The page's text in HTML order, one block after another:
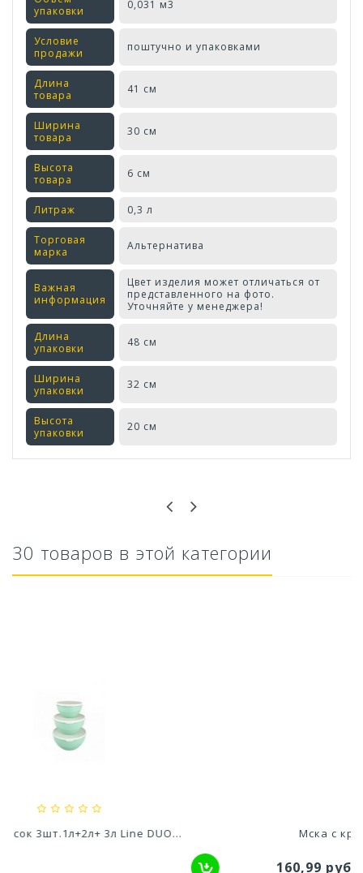
упаковки
0,031 м3
Условие
продажи
поштучно и упаковками
Длина
товара
41 см
Ширина
товара
30 см
Высота
товара
6 см
Литраж 0,3 л
Торговая
марка
Альтернатива
Важная
информация
Цвет изделия может отличаться от
представленного на фото.
Уточняйте у менеджера!
Длина
упаковки
48 см
Ширина
упаковки
32 см
Высота
упаковки
20 см
30 товаров в этой категории
Мска с крышкой 3л Line DUO 22,5х22х11,5см